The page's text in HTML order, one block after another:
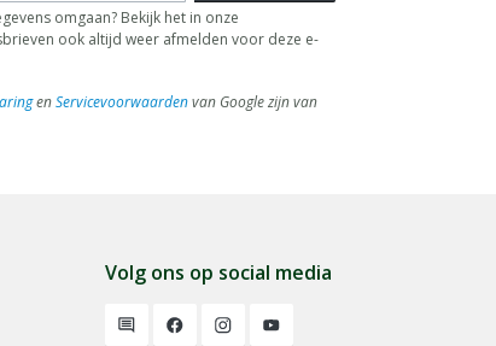
omgaan? Bekijk het in onze
ook altijd weer afmelden voor deze e-
enServicevoorwaardenvan Google zijn van
Volg ons op social media